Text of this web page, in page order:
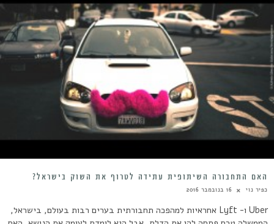
האם התחבורה השיתופית עתידה לטרוף את השוק בישראל?
כפיר נוי 16 בנובמבר 2016
Uber ו- Lyft אחראיות למהפכה תחבורתית בערים רבות בעולם, בישראל,